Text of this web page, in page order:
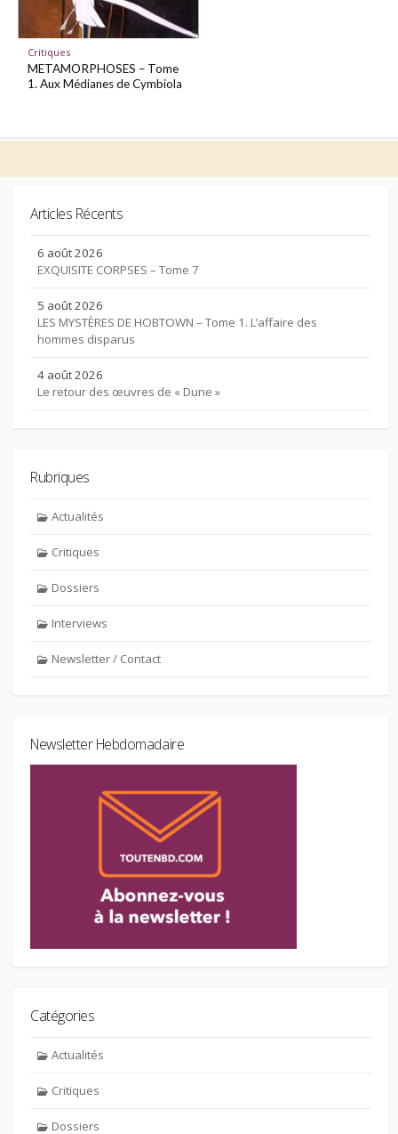
Critiques
METAMORPHOSES – Tome
1. Aux Médianes de Cymbiola
Articles Récents
6 août 2026
EXQUISITE CORPSES – Tome 7
5 août 2026
LES MYSTÈRES DE HOBTOWN – Tome 1. L’affaire des
hommes disparus
4 août 2026
Le retour des œuvres de « Dune »
Rubriques
Actualités
Critiques
Dossiers
Interviews
Newsletter / Contact
Newsletter Hebdomadaire
Catégories
Actualités
Critiques
Dossiers